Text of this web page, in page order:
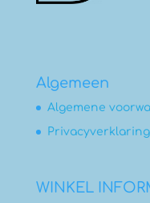
Algemeen
Algemene
Privacyverklaring
WINKEL